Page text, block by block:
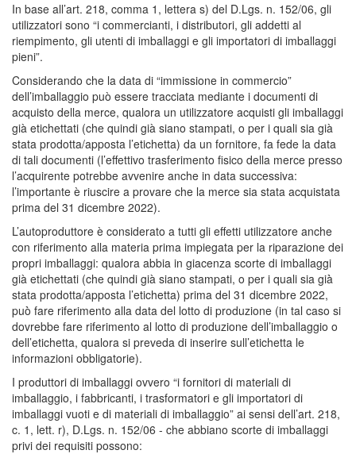
In base all’art. 218, comma 1, lettera s) del D.Lgs. n. 152/06, gli
utilizzatori sono “i commercianti, i distributori, gli addetti al
riempimento, gli utenti di imballaggi e gli importatori di imballaggi
pieni”.
Considerando che la data di “immissione in commercio”
dell’imballaggio può essere tracciata mediante i documenti di
acquisto della merce, qualora un utilizzatore acquisti gli imballaggi
già etichettati (che quindi già siano stampati, o per i quali sia già
stata prodotta/apposta l’etichetta) da un fornitore, fa fede la data
di tali documenti (l’effettivo trasferimento fisico della merce presso
l’acquirente potrebbe avvenire anche in data successiva:
l’importante è riuscire a provare che la merce sia stata acquistata
prima del 31 dicembre 2022).
L’autoproduttore è considerato a tutti gli effetti utilizzatore anche
con riferimento alla materia prima impiegata per la riparazione dei
propri imballaggi: qualora abbia in giacenza scorte di imballaggi
già etichettati (che quindi già siano stampati, o per i quali sia già̀
stata prodotta/apposta l’etichetta) prima del 31 dicembre 2022,
può̀ fare riferimento alla data del lotto di produzione (in tal caso si
dovrebbe fare riferimento al lotto di produzione dell’imballaggio o
dell’etichetta, qualora si preveda di inserire sull’etichetta le
informazioni obbligatorie).
I produttori di imballaggi ovvero “i fornitori di materiali di
imballaggio, i fabbricanti, i trasformatori e gli importatori di
imballaggi vuoti e di materiali di imballaggio” ai sensi dell’art. 218,
c. 1, lett. r), D.Lgs. n. 152/06 - che abbiano scorte di imballaggi
privi dei requisiti possono: